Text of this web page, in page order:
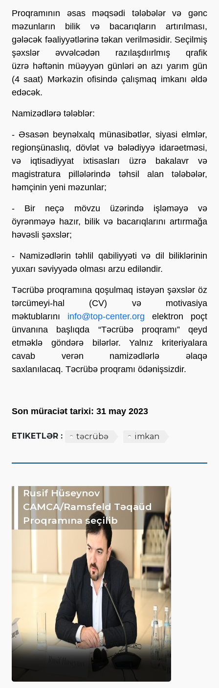
Proqramının əsas məqsədi tələbələr və gənc
məzunların bilik və bacarıqların artırılması,
gələcək fəaliyyətlərinə təkan verilməsidir. Seçilmiş
şəxslər əvvəlcədən razılaşdıırlmış qrafik
üzrə həftənin müəyyən günləri ən azı yarım gün
(4 saat) Mərkəzin ofisində çalışmaq imkanı əldə
edəcək.
Namizədlərə tələblər:
- Əsasən beynəlxalq münasibətlər, siyasi elmlər,
regionşünaslıq, dövlət və bələdiyyə idarəetməsi,
və iqtisadiyyat ixtisasları üzrə bakalavr və
magistratura pillələrində təhsil alan tələbələr,
həmçinin yeni məzunlar;
- Bir neçə mövzu üzərində işləməyə və
öyrənməyə hazır, bilik və bacarıqlarını artırmağa
həvəsli şəxslər;
- Namizədlərin təhlil qabiliyyəti və dil biliklərinin
yuxarı səviyyədə olması arzu ediləndir.
Təcrübə proqramına qoşulmaq istəyən şəxslər öz
tərcümeyi-hal (CV) və motivasiya
məktublarını info@top-center.org elektron poçt
ünvanına başlıqda “Təcrübə proqramı” qeyd
etməklə göndərə bilərlər. Yalnız kriteriyalara
cavab verən namizədlərlə əlaqə
saxlanılacaq. Təcrübə proqramı ödənişsizdir.
Son müraciət tarixi: 31 may 2023
ETIKETLƏR : təcrübə imkan
Rusif Hüseynov
CAMCA/Ramsfeld Təqaüd
Proqramına seçilib